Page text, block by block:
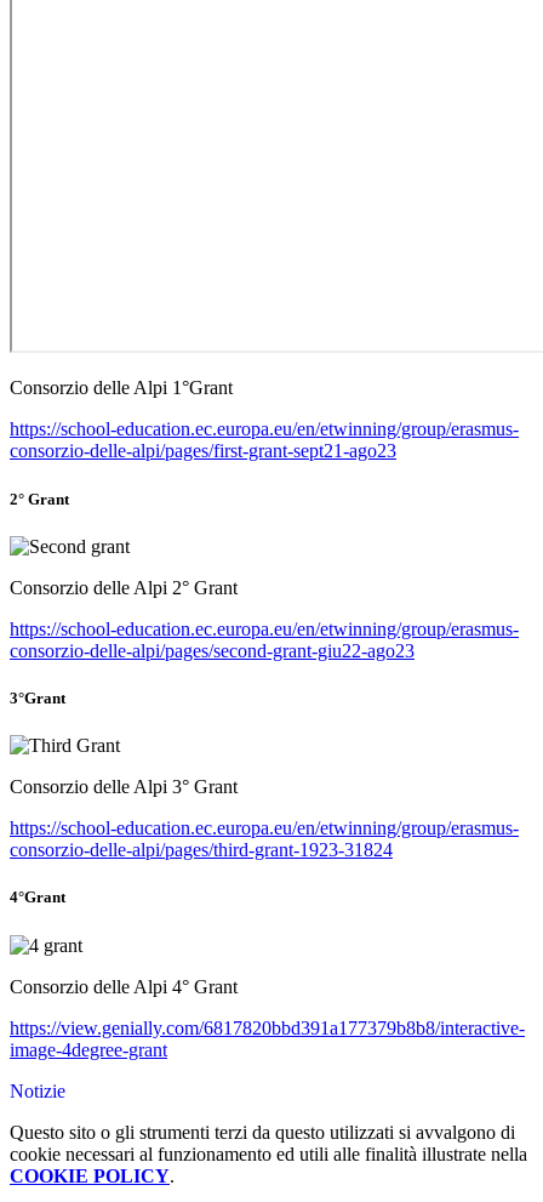
Consorzio delle Alpi 1°Grant
https://school-education.ec.europa.eu/en/etwinning/group/erasmus-
consorzio-delle-alpi/pages/first-grant-sept21-ago23
2° Grant
Consorzio delle Alpi 2° Grant
https://school-education.ec.europa.eu/en/etwinning/group/erasmus-
consorzio-delle-alpi/pages/second-grant-giu22-ago23
3°Grant
Consorzio delle Alpi 3° Grant
https://school-education.ec.europa.eu/en/etwinning/group/erasmus-
consorzio-delle-alpi/pages/third-grant-1923-31824
4°Grant
Consorzio delle Alpi 4° Grant
https://view.genially.com/6817820bbd391a177379b8b8/interactive-
image-4degree-grant
Notizie
Questo sito o gli strumenti terzi da questo utilizzati si avvalgono di
cookie necessari al funzionamento ed utili alle finalità illustrate nella
COOKIE POLICY.